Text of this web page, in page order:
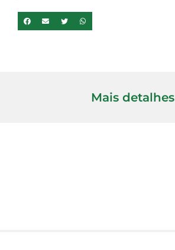
quantidade
Mais detalhes